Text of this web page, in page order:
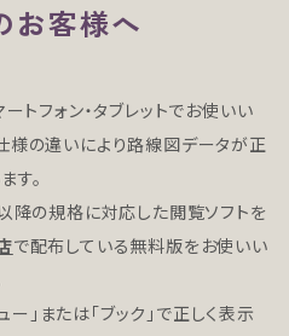
お客様へ
トフォン・タブレットでお使いい
様の違いにより路線図データが正
す。
の規格に対応した閲覧ソフトを
で配布している無料版をお使いい
」または「ブック」で正しく表示